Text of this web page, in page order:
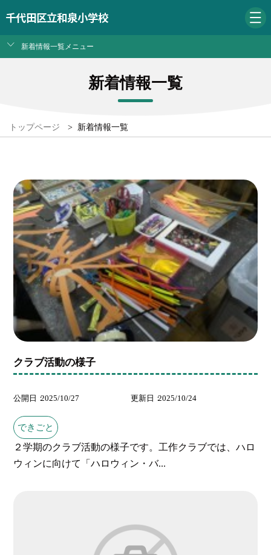
千代田区立和泉小学校
新着情報一覧メニュー
新着情報一覧
トップページ > 新着情報一覧
クラブ活動の様子
公開日 2025/10/27 更新日 2025/10/24
できごと
２学期のクラブ活動の様子です。工作クラブでは、ハロ
ウィンに向けて「ハロウィン・バ...